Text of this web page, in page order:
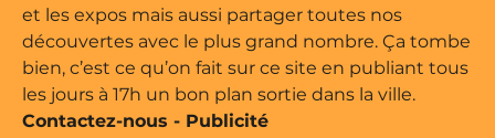
et les expos mais aussi partager toutes nos
découvertes avec le plus grand nombre. Ça tombe
bien, c’est ce qu’on fait sur ce site en publiant tous
les jours à 17h un bon plan sortie dans la ville.
Contactez-nous - Publicité